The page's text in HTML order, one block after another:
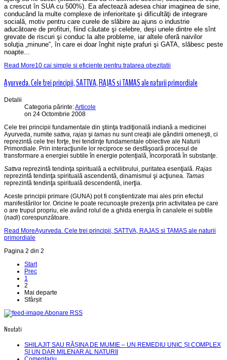
a crescut în SUA cu 500%). Ea afectează adesea chiar imaginea de sine,
conducând la multe complexe de inferioritate şi dificultăţi de integrare
socială, motiv pentru care curele de slăbire au ajuns o industrie
aducătoare de profituri, fiind căutate şi celebre, deşi unele dintre ele sînt
grevate de riscuri şi conduc la alte probleme, iar altele oferă naivilor
soluţia „minune“, în care ei doar înghit nişte prafuri şi GATA, slăbesc peste
noapte...
Read More10 cai simple si eficiente pentru tratarea obezitatii
Ayurveda. Cele trei principii, SATTVA, RAJAS si TAMAS ale naturii primordiale
Detalii
Categoria părinte:Articole
on 24 Octombrie 2008
Cele trei principii fundamentale din ştiinţa tradiţională indiană a medicinei
Ayurveda, numite sattva, rajas şi tamas nu sunt creaţii ale gândirii omeneşti, ci
reprezintă cele trei forţe, trei tendinţe fundamentale obiective ale Naturii
Primordiale. Prin inter­acţiunile lor reciproce se desfăşoară procesul de
transformare a energiei subtile în energie potenţială, încorporată în substanţe.
Sattva reprezintă tendinţa spirituală a echilibrului, puritatea esenţială. Rajas
reprezintă tendinţa spirituală ascendentă, dinamismul şi acţiunea. Tamas
reprezintă tendinţa spirituală descendentă, inerţia.
Aceste principii primare (GUNA) pot fi conştientizate mai ales prin efectul
manifestărilor lor. Oricine le poate recunoaşte prezenţa prin activitatea pe care
o are trupul propriu, ele având rolul de a ghida energia în canalele ei subtile
(nadi) corespunzătoare.
Read MoreAyurveda. Cele trei principii, SATTVA, RAJAS si TAMAS ale naturii
primordiale
Pagina 2 din 2
Start
Prec
1
2
Mai departe
Sfârșit
Abonare RSS
Noutati
SHILAJIT SAU RĂȘINA DE MUMIE – UN REMEDIU UNIC ȘI COMPLEX
ȘI UN DAR MILENAR AL NATURII